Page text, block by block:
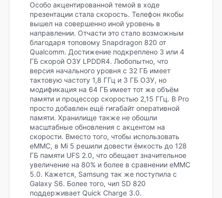
Особо акцентированной темой в ходе
презентации стала скорость. Телефон якобы
вышел на совершенно иной уровень в
направлении. Отчасти это стало возможным
благодаря топовому Snapdragon 820 от
Qualcomm. Достижение подкреплено 3 или 4
ГБ скорой ОЗУ LPDDR4. Любопытно, что
версия начального уровня с 32 ГБ имеет
тактовую частоту 1,8 ГГц и 3 ГБ ОЗУ, но
модификация на 64 ГБ имеет тот же объём
памяти и процессор скоростью 2,15 ГГц. В Pro
просто добавлен ещё гигабайт оперативной
памяти. Хранилище также не обошли
масштабные обновления с акцентом на
скорости. Вместо того, чтобы использовать
eMMC, в Mi 5 решили довести ёмкость до 128
ГБ памяти UFS 2.0, что обещает значительное
увеличение на 80% и более в сравнении eMMC
5.0. Кажется, Samsung так же поступила с
Galaxy S6. Более того, чип SD 820
поддерживает Quick Charge 3.0.